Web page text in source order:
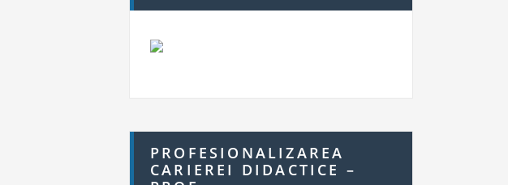
PROFESIONALIZAREA
CARIEREI DIDACTICE –